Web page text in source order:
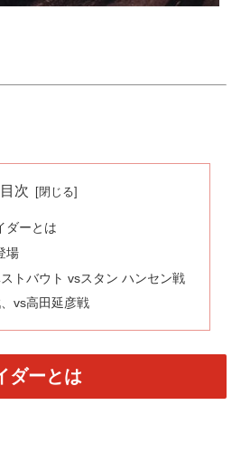
目次
ダーとは
場
トバウト vsスタン ハンセン戦
vs高田延彦戦
ダーとは